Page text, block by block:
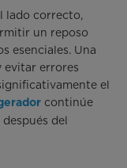
lado correcto,
un reposo
esenciales. Una
evitar errores
el
continúe
del